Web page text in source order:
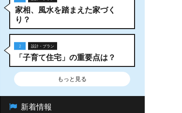
家相、風水を踏まえた家づく
り？
2 設計・プラン
「子育て住宅」の重要点は？
もっと見る
新着情報